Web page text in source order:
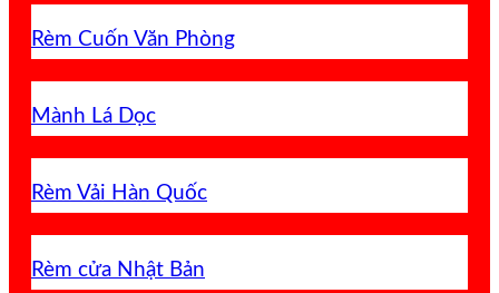
Rèm Cuốn Văn Phòng
Mành Lá Dọc
Rèm Vải Hàn Quốc
Rèm cửa Nhật Bản